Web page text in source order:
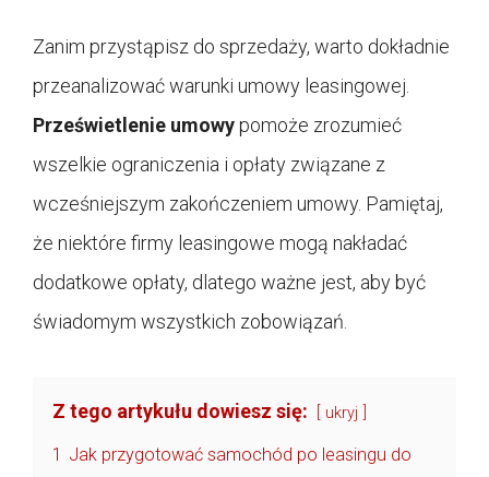
Zanim przystąpisz do sprzedaży, warto dokładnie
przeanalizować warunki umowy leasingowej.
Prześwietlenie umowypomoże zrozumieć
wszelkie ograniczenia i opłaty związane z
wcześniejszym zakończeniem umowy. Pamiętaj,
że niektóre firmy leasingowe mogą nakładać
dodatkowe opłaty, dlatego ważne jest, aby być
świadomym wszystkich zobowiązań.
Z tego artykułu dowiesz się: ukryj
1 Jak przygotować samochód po leasingu do